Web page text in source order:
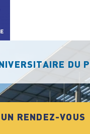
DU
RENDEZ-VOUS